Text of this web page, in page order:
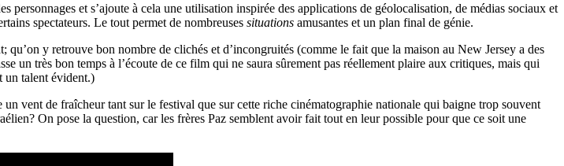
et s’ajoute à cela une utilisation inspirée des applications de géolocalisation, de médias sociaux et
spectateurs. Le tout permet de nombreuses situations amusantes et un plan final de génie.
y retrouve bon nombre de clichés et d’incongruités (comme le fait que la maison au New Jersey a des
un très bon temps à l’écoute de ce film qui ne saura sûrement pas réellement plaire aux critiques, mais qui
un talent évident.)
un vent de fraîcheur tant sur le festival que sur cette riche cinématographie nationale qui baigne trop souvent
On pose la question, car les frères Paz semblent avoir fait tout en leur possible pour que ce soit une